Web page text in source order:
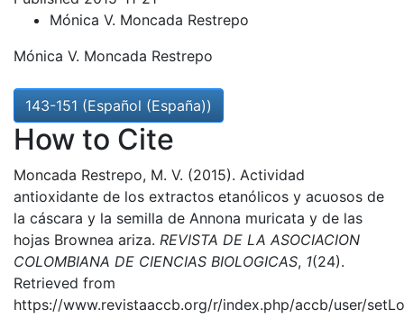
Mónica V. Moncada Restrepo
Mónica V. Moncada Restrepo
143-151 (Español (España))
How to Cite
Moncada Restrepo, M. V. (2015). Actividad
antioxidante de los extractos etanólicos y acuosos de
la cáscara y la semilla de Annona muricata y de las
hojas Brownea ariza. REVISTA DE LA ASOCIACION
COLOMBIANA DE CIENCIAS BIOLOGICAS, 1(24).
Retrieved from
https://www.revistaaccb.org/r/index.php/accb/user/